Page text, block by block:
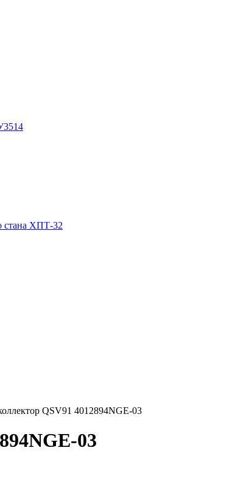
стана ХПТ-32
QSV91 4012894NGE-03
03